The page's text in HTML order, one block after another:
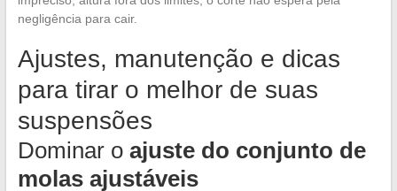
negligência para cair.
Ajustes, manutenção e dicas
para tirar o melhor de suas
suspensões
Dominar o ajuste do conjunto de
molas ajustáveis